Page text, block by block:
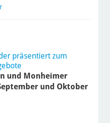
präsentiert zum
und Monheimer
und Oktober